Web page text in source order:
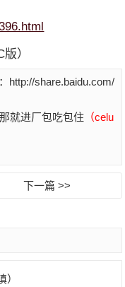
）
http://share.baidu.com/
就进厂包吃包住 （celu
下一篇 >>
）